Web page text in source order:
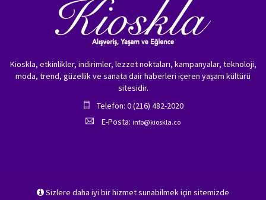
Sizlere daha iyi bir hizmet sunabilmek için sitemizde
Kioskla, etkinlikler, indirimler, lezzet noktaları, kampanyalar, teknoloji,
moda, trend, güzellik ve sanata dair haberleri içeren yaşam kültürü
sitesidir.
Telefon: 0 (216) 482-2020
E-Posta: info@kioskla.co